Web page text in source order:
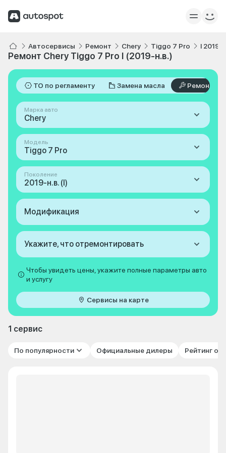
Автосервисы Ремонт Chery Tiggo 7 Pro I 2019-
Ремонт Chery Tiggo 7 Pro I (2019-н.в.)
ТО по регламенту Замена масла Ремонт
Марка авто
Chery
Модель
Tiggo 7 Pro
Поколение
2019-н.в. (I)
Модификация
Укажите, что отремонтировать
Чтобы увидеть цены, укажите полные параметры авто
и услугу
Сервисы на карте
1 сервис
По популярности Официальные дилеры Рейтинг